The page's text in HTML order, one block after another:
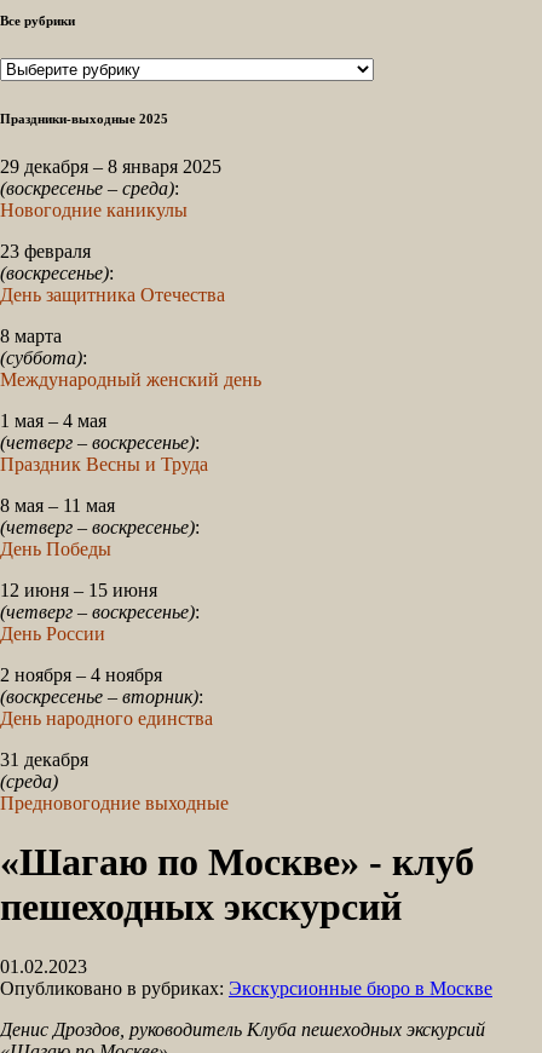
Все рубрики
Все
Праздники-выходные 2025
29 декабря – 8 января 2025
(воскресенье – среда):
Новогодние каникулы
23 февраля
(воскресенье):
День защитника Отечества
8 марта
(суббота):
Международный женский день
1 мая – 4 мая
(четверг – воскресенье):
Праздник Весны и Труда
8 мая – 11 мая
(четверг – воскресенье):
День Победы
12 июня – 15 июня
(четверг – воскресенье):
День России
2 ноября – 4 ноября
(воскресенье – вторник):
День народного единства
31 декабря
(среда)
Предновогодние выходные
«Шагаю по Москве» - клуб
пешеходных экскурсий
01.02.2023
Опубликовано в рубриках: Экскурсионные бюро в Москве
Денис Дроздов, руководитель Клуба пешеходных экскурсий